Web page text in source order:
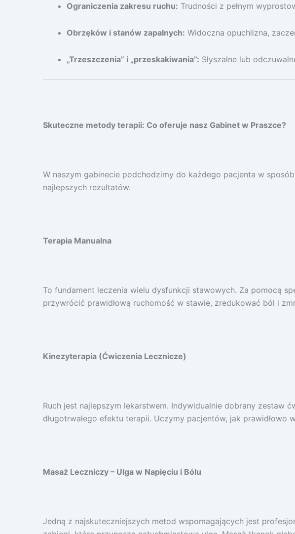
Ograniczenia zakresu ruchu: Trudności z pełnym
Obrzęków i stanów zapalnych: Widoczna opuchlizna,
„Trzeszczenia” i „przeskakiwania”: Słyszalne lub
Skuteczne metody terapii: Co oferuje nasz Gabinet w Praszce?
W naszym gabinecie podchodzimy do każdego pacjenta w
najlepszych rezultatów.
Terapia Manualna
To fundament leczenia wielu dysfunkcji stawowych. Za pomocą
przywrócić prawidłową ruchomość w stawie, zredukować ból i
Kinezyterapia (Ćwiczenia Lecznicze)
Ruch jest najlepszym lekarstwem. Indywidualnie dobrany zestaw
długotrwałego efektu terapii. Uczymy pacjentów, jak
Masaż Leczniczy – Ulga w Napięciu i Bólu
Jedną z najskuteczniejszych metod wspomagających jest